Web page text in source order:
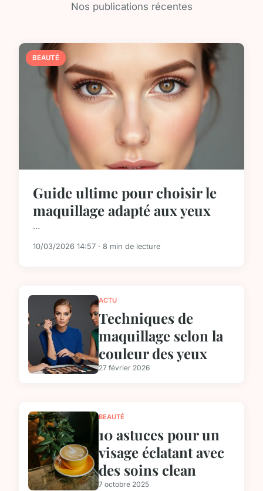
Nos publications récentes
BEAUTÉ
Guide ultime pour choisir le
maquillage adapté aux yeux
...
10/03/2026 14:57 · 8 min de lecture
ACTU
Techniques de
maquillage selon la
couleur des yeux
27 février 2026
BEAUTÉ
10 astuces pour un
visage éclatant avec
des soins clean
7 octobre 2025